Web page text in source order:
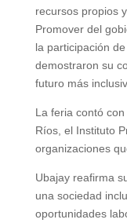
recursos propios
Promover del
la participación
demostraron su
futuro más
La feria contó
Ríos, el Instituto
organizaciones
Ubajay reafirma
una sociedad
oportunidades